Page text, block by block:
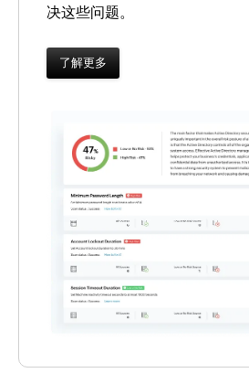
决这些问题。
了解更多